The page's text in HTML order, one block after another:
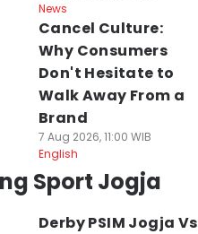
News
Cancel Culture:
Why Consumers
Don't Hesitate to
Walk Away From a
Brand
7 Aug 2026, 11:00 WIB
English
Sport Jogja
Derby PSIM Jogja Vs